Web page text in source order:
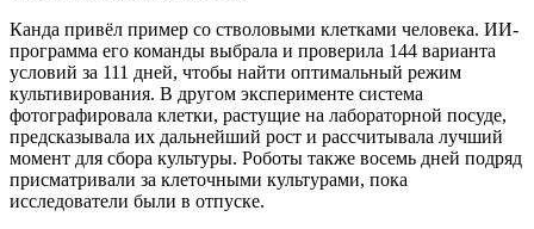
Канда привёл пример со стволовыми клетками человека. ИИ-
программа его команды выбрала и проверила 144 варианта
условий за 111 дней, чтобы найти оптимальный режим
культивирования. В другом эксперименте система
фотографировала клетки, растущие на лабораторной посуде,
предсказывала их дальнейший рост и рассчитывала лучший
момент для сбора культуры. Роботы также восемь дней подряд
присматривали за клеточными культурами, пока
исследователи были в отпуске.